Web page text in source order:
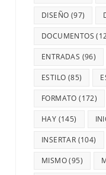
DISEÑO (97)
DOCUMENTOS
ENTRADAS (96)
ESTILO (85)
FORMATO (172)
HAY (145)
INSERTAR (104)
MISMO(95)